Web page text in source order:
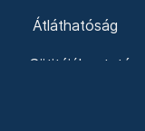
Átláthatóság
Sütitájékoztató